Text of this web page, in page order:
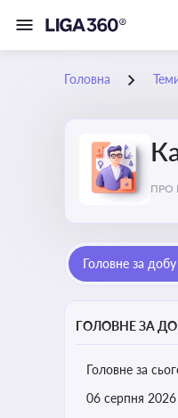
Головна
ПРО
Головне за
ГОЛОВНЕ ЗА
Головне за
06 серпня 2026